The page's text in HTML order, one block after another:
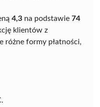
4,3 na podstawie 74
klientów z
różne formy płatności,